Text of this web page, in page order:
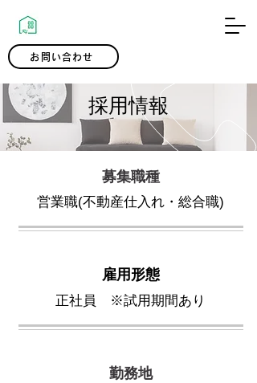
お問い合わせ
採用情報
​募集職種
営業職(不動産仕入れ・総合職)
雇用形態
正社員 ※試用期間あり
勤務地